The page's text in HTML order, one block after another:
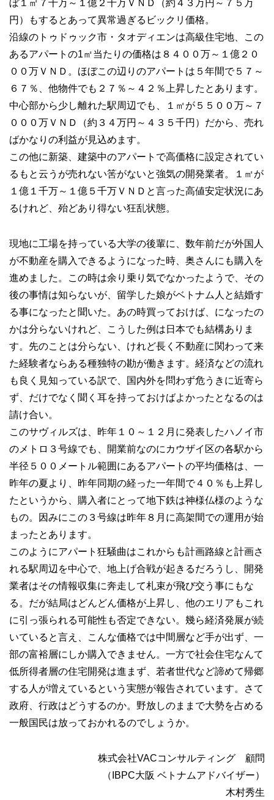
ぼ１㎡７千万～１億２千万ＶＮＤ（約４３万円～７５万
円）もするとあって異常過ぎるビックリ価格。
沿線のトゥドゥック市・タオディエンは高級住宅地、この
あるアパートの1㎡当たりの価格は８４００万～１億２０
００万ＶＮＤ。ほぼこの辺りのアパートは５年間で５７～
６７％、他物件でも２７％～４２％上昇したとあります。
中心部から少し離れた駅周辺でも、１㎡が５５００万～７
０００万ＶＮＤ（約３４万円～４３５千円）だから、売れ
ばかなりの利益が見込めます。
この他に新築、建築中のアパートで高価格に設定されてい
るもと云うが売れない筈がないと強気の開発業者。１㎡が
１億１千万～１億５千万ＶＮＤと言った高値安定状況にあ
るけれど、殆どあり得ない狂乱状態。
現地に工場を持っている大学の後輩に、数年前だが外国人
が不動産を購入できるようになった時、奥さんにも購入を
進めました。この時は余り乗り気でなかったようで、その
後の事情は知らないが、留学した娘がベトナム人と結婚す
る事になったと聞いた。あの時買っておけば、になったの
かは分らないけれど、こうした例は日本でも結構ありま
す。先のことは分らない、けれど長く不動産に関わって来
た経験者ならある種独特の勘が働きます。経済などの流れ
も良く見知っている訳で、国内外を問わず危うきに近寄ら
ず、だけでなく聞く耳を持っておけばよかったとなるのは
請け合い。
このサヴィルズは、昨年１０～１２月に発表したハノイ市
のメトロ３号線でも、開業前なのにカウザイ区の各駅から
半径５００メートル範囲にあるアパートの平均価格は、一
昨年の夏より、昨年同期の経った一年間で４０％も上昇し
たというから、購入者にとって地下鉄は神様仏様のような
もの。因みにこの３号線は昨年８月に高架間での運用が始
まったとあります。
このようにアパート狂騒曲はこれからも計画路線と計画さ
れる駅周辺を中心で、地上げ合戦が起きるだろうし、開発
業者はその情報収集に奔走して札束が飛び交う事にもな
る。だが結局はどんどん価格が上昇し、他のエリアもこれ
に引っ張られる可能性も否定できない。幾ら経済発展が続
いていると言え、こんな価格では中間層など手が出ず、一
部の富裕層にしか購入できません。一方で社会住宅なんて
低所得者層の住宅開発は進まず、若者世代など諦めて帰郷
する人が増えているという実態が報告されています。さて
政府、行政はどうするのか。野放しのままで大勢を占める
一般国民は放っておかれるのでしょうか。
株式会社VACコンサルティング 顧問
（IBPC大阪 ベトナムアドバイザー）
木村秀生